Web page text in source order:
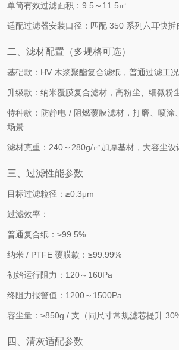
单筒有效过滤面积：9.5～11.5㎡
适配过滤器安装口径：匹配 350 系列六耳快拆
二、滤材配置（多规格可选）
基础款：HV 木浆聚酯复合滤纸，普通过滤工况
升级款：纳米覆膜复合滤材，高粉尘、细微粉
特种款：防静电 / 阻燃覆膜滤材，打磨、喷涂
场景
滤材克重：240～280g/㎡加厚基材，大容尘设
三、过滤性能参数
目标过滤粒径：≥0.3μm
过滤效率：
普通复合纸：≥99.5%
纳米 / PTFE 覆膜款：≥99.99%
初始运行阻力：120～160Pa
终阻力报警值：1200～1500Pa
容尘量：≥850g / 支（同尺寸常规滤芯提升
四、清灰适配参数